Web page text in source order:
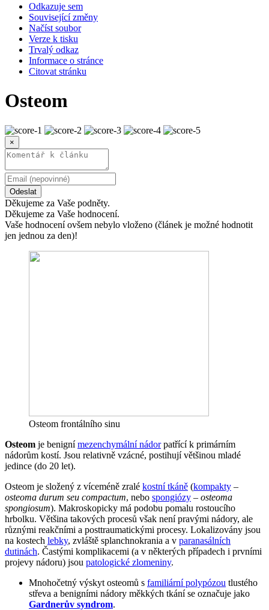
Odkazuje sem
Související změny
Načíst soubor
Verze k tisku
Trvalý odkaz
Informace o stránce
Citovat stránku
Osteom
×
Odeslat
Děkujeme za Vaše podněty.
Děkujeme za Vaše hodnocení.
Vaše hodnocení ovšem nebylo vloženo (článek je možné hodnotit
jen jednou za den)!
Osteom frontálního sinu
Osteom je benignímezenchymální nádorpatřící k primárním
nádorům kostí. Jsou relativně vzácné, postihují většinou mladé
jedince (do 20 let).
Osteom je složený z víceméně zralé kostní tkáně (kompakty –
osteoma durum seu compactum, nebo spongiózy – osteoma
spongiosum). Makroskopicky má podobu pomalu rostoucího
hrbolku. Většina takových procesů však není pravými nádory, ale
různými reakčními a posttraumatickými procesy. Lokalizovány jsou
na kostech lebky, zvláště splanchnokrania a v paranasálních
dutinách. Častými komplikacemi (a v některých případech i prvními
projevy nádoru) jsou patologické zlomeniny.
Mnohočetný výskyt osteomů s familiární polypózou tlustého
střeva a benigními nádory měkkých tkání se označuje jako
Gardnerův syndrom.